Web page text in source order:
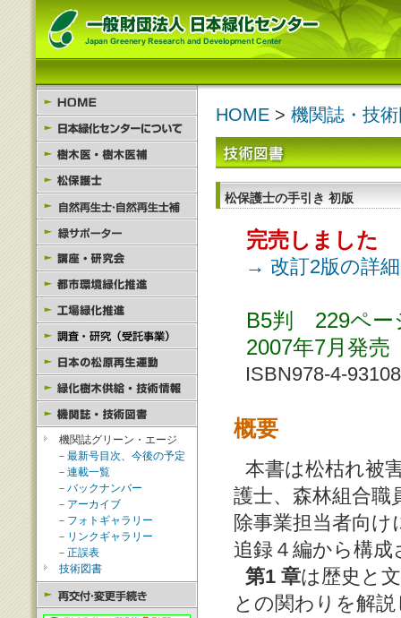
機関誌グリーン・エージ
－最新号目次、今後の予定
－連載一覧
－バックナンバー
－アーカイブ
－フォトギャラリー
－リンクギャラリー
－正誤表
技術図書
HOME > 機関誌・技
松保護士の手引き 初版
完売しました
→ 改訂2版の詳
B5判 229ペー
2007年7月発売
ISBN978-4-
概要
本書は松枯れ被
護士、森林組合職
除事業担当者向
追録４編から構
第1 章は歴史と
との関わりを解説